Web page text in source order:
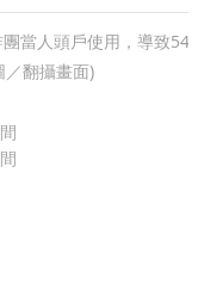
當人頭戶使用，導致54
／翻攝畫面)